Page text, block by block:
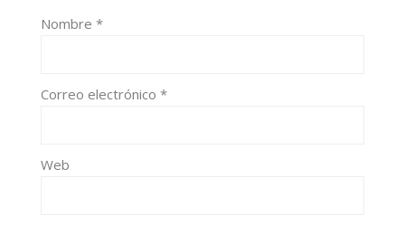
Nombre *
Correo electrónico *
Web